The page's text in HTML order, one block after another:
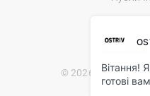
© 2026 Ostriv.ua